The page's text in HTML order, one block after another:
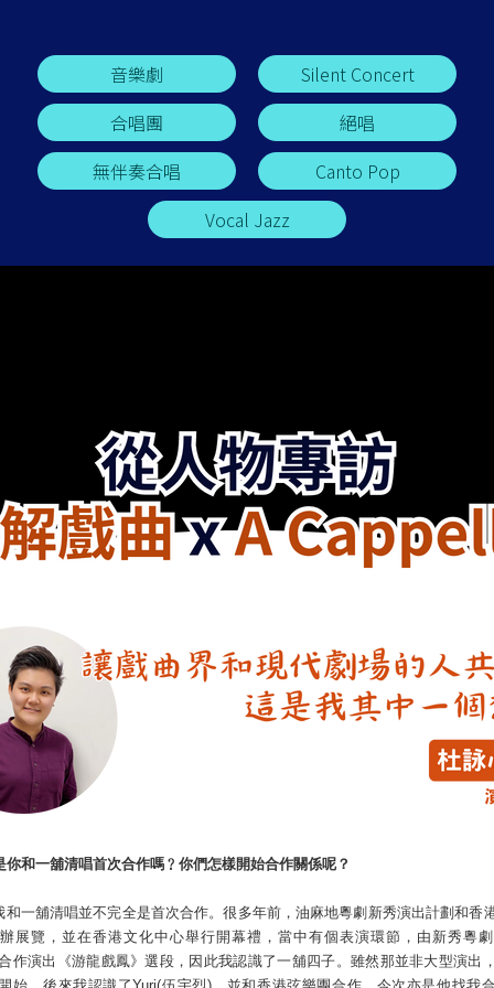
音樂劇
Silent Concert
合唱團
絕唱
無伴奏合唱
Canto Pop
Vocal Jazz
你和一舖清唱首次合作嗎﹖你們怎樣開始合作關係呢？
和一舖清唱並不完全是首次合作。很多年前，油麻地粵劇新秀演出計劃和香
展覽，並在香港文化中心舉行開幕禮，當中有個表演環節，由新秀粵
作演出《游龍戲鳳》選段，因此我認識了一舖四子。雖然那並非大型演出